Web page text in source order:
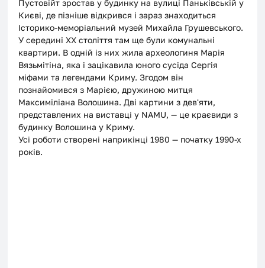
Пустовійт зростав у будинку на вулиці Паньківській у
Києві, де пізніше відкрився і зараз знаходиться
Історико-меморіальний музей Михайла Грушевського.
У середині XX століття там ще були комунальні
квартири. В одній із них жила археологиня Марія
Вязьмітіна, яка і зацікавила юного сусіда Сергія
міфами та легендами Криму. Згодом він
познайомився з Марією, дружиною митця
Максиміліана Волошина. Дві картини з дев'яти,
представлених на виставці у NAMU, — це краєвиди з
будинку Волошина у Криму.
Усі роботи створені наприкінці 1980 — початку 1990-х
років.